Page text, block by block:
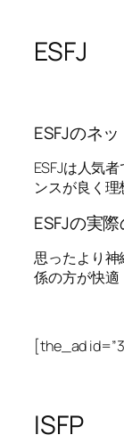
ESFJ
ESFJのネ
ESFJは人気
ンスが良く
ESFJの実
思ったより神
係の方が快適
[the_ad
ISFP